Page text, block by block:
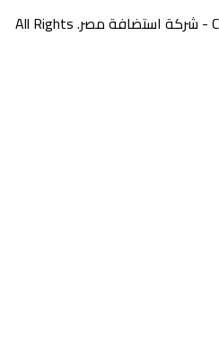
Copyright © 2026 EgyHosting - شركة استضافة مصر. All Rights